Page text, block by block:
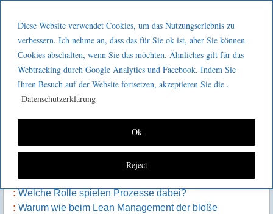
Diese Website verwendet Cookies, um das Nutzungserlebnis zu
verbessern. Ich nehme an, dass das für Sie ok ist, aber Sie können
Cookies abschalten, wenn Sie das möchten. Ähnliches gilt für das
Webtracking durch Google Analytics und Facebook. Indem Sie
Ihren Besuch auf der Website fortsetzen, akzeptieren Sie die .
Datenschutzerklärung
Reject
Ok
GeeMco :
Götz Müller
Consulting
Kaizen 2 go 035 : Getting Things Done
Was ist die Getting Things Done Methodologie?
Warum Zeitmanage­ment Unsinn ist.
Wer sollte GTD anwenden, wann macht die Methode
Sinn?
Welche Rolle spielen Prozesse dabei?
Warum wie beim Lean Management der bloße